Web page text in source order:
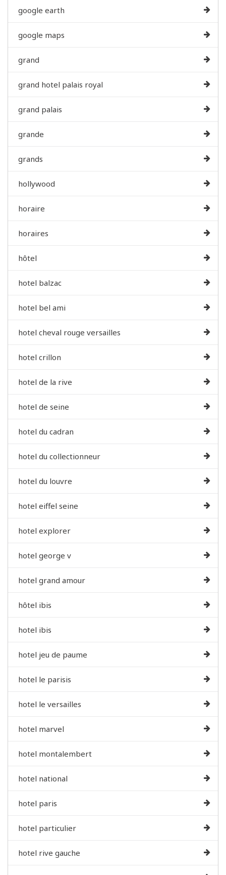
google earth
google maps
grand
grand hotel palais royal
grand palais
grande
grands
hollywood
horaire
horaires
hôtel
hotel balzac
hotel bel ami
hotel cheval rouge versailles
hotel crillon
hotel de la rive
hotel de seine
hotel du cadran
hotel du collectionneur
hotel du louvre
hotel eiffel seine
hotel explorer
hotel george v
hotel grand amour
hôtel ibis
hotel ibis
hotel jeu de paume
hotel le parisis
hotel le versailles
hotel marvel
hotel montalembert
hotel national
hotel paris
hotel particulier
hotel rive gauche